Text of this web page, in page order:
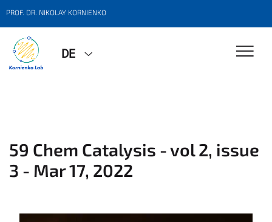
PROF. DR. NIKOLAY KORNIENKO
DE
59 Chem Catalysis - vol 2, issue
3 - Mar 17, 2022